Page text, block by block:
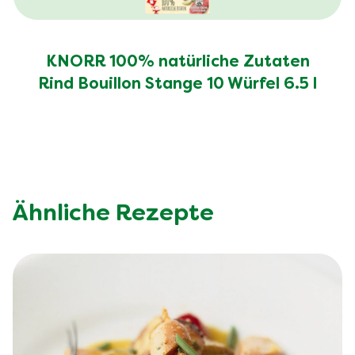
KNORR 100% natürliche Zutaten
Rind Bouillon Stange 10 Würfel 6.5 l
Ähnliche Rezepte